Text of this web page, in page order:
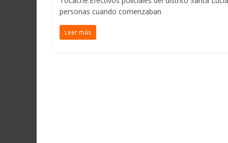
personas cuando comenzaban
Leer más